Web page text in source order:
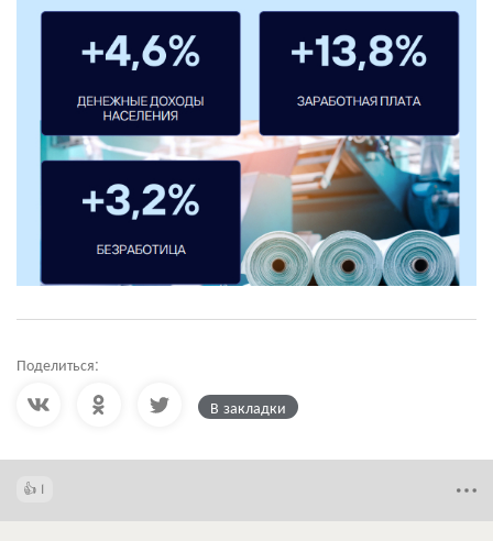
Поделиться:
В закладки
1